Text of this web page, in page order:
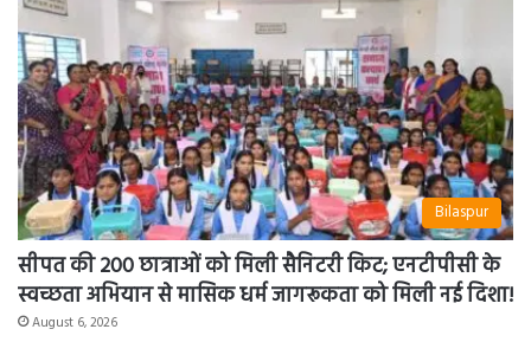
Bilaspur
सीपत की 200 छात्राओं को मिली सैनिटरी किट; एनटीपीसी के
स्वच्छता अभियान से मासिक धर्म जागरूकता को मिली नई दिशा!
August 6, 2026